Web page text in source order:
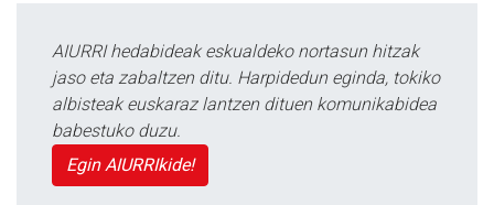
AIURRI hedabideak eskualdeko nortasun hitzak
jaso eta zabaltzen ditu. Harpidedun eginda, tokiko
albisteak euskaraz lantzen dituen komunikabidea
babestuko duzu.
Egin AIURRIkide!